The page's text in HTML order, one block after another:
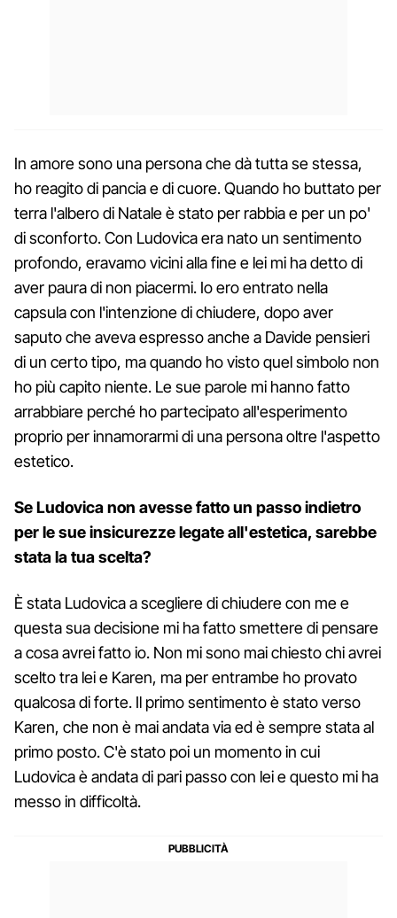
In amore sono una persona che dà tutta se stessa,
ho reagito di pancia e di cuore. Quando ho buttato per
terra l'albero di Natale è stato per rabbia e per un po'
di sconforto. Con Ludovica era nato un sentimento
profondo, eravamo vicini alla fine e lei mi ha detto di
aver paura di non piacermi. Io ero entrato nella
capsula con l'intenzione di chiudere, dopo aver
saputo che aveva espresso anche a Davide pensieri
di un certo tipo, ma quando ho visto quel simbolo non
ho più capito niente. Le sue parole mi hanno fatto
arrabbiare perché ho partecipato all'esperimento
proprio per innamorarmi di una persona oltre l'aspetto
estetico.
Se Ludovica non avesse fatto un passo indietro
per le sue insicurezze legate all'estetica, sarebbe
stata la tua scelta?
È stata Ludovica a scegliere di chiudere con me e
questa sua decisione mi ha fatto smettere di pensare
a cosa avrei fatto io. Non mi sono mai chiesto chi avrei
scelto tra lei e Karen, ma per entrambe ho provato
qualcosa di forte. Il primo sentimento è stato verso
Karen, che non è mai andata via ed è sempre stata al
primo posto. C'è stato poi un momento in cui
Ludovica è andata di pari passo con lei e questo mi ha
messo in difficoltà.